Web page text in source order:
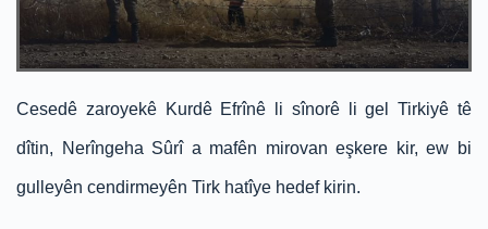
Cesedê zaroyekê Kurdê Efrînê li sînorê li gel Tirkiyê tê
dîtin, Nerîngeha Sûrî a mafên mirovan eşkere kir, ew bi
gulleyên cendirmeyên Tirk hatîye hedef kirin.